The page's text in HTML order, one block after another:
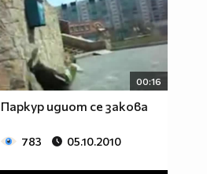
00:16
Паркур идиот се закова
783 05.10.2010